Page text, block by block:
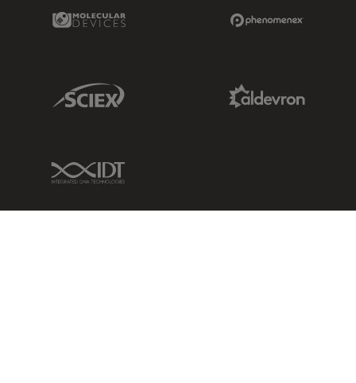
Molecular Devices Link
Sciex Link
IDT Link